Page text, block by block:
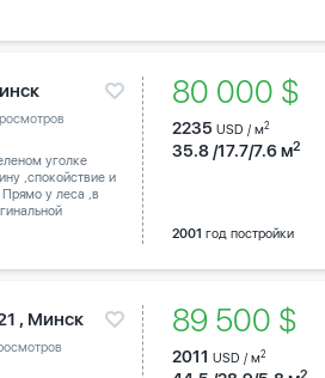
уголке
,спокойствие и
Прямо у леса ,в
80 000 $
2235 USD / м2
35.8 /17.7/7.6 м2
2001 год постройки
, Минск 89 500 $
2011 USD / м2
2